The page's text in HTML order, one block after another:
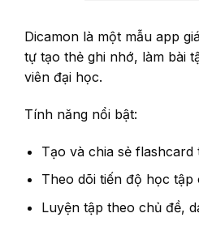
Dicamon là một mẫu app
tự tạo thẻ ghi nhớ, làm bài
viên đại học.
Tính năng nổi bật:
Tạo và chia sẻ flashcard
Theo dõi tiến độ học tập
Luyện tập theo chủ đề,